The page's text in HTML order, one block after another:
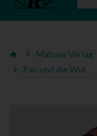
Mabuse-Verlag
Pau und die Wut